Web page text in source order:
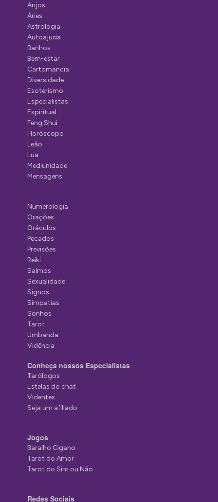
Anjos
Áries
Astrologia
Autoajuda
Banhos
Bem-estar
Cartomancia
Diversidade
Esoterismo
Especialistas
Espiritual
Feng Shui
Horóscopo
Leão
Lua
Mediunidade
Mensagens
Numerologia
Orações
Oráculos
Pecados
Previsões
Reiki
Salmos
Sexualidade
Signos
Simpatias
Sonhos
Tarot
Umbanda
Vidência
Conheça nossos Especialistas
Tarólogos
Estelas do chat
Videntes
Seja um afiliado
Jogos
Baralho Cigano
Tarot do Amor
Tarot do Sim ou Não
Redes Sociais